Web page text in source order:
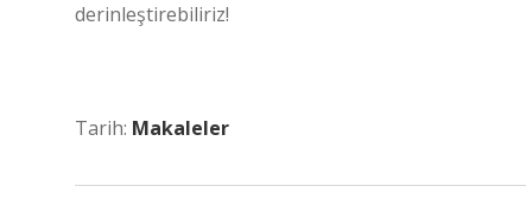
derinleştirebiliriz!
Tarih: Makaleler